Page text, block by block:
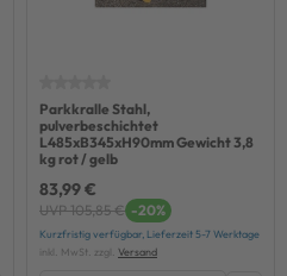
Parkkralle Stahl,
pulverbeschichtet
L485xB345xH90mm Gewicht 3,8
kg rot / gelb
83,99 €
UVP 105,85 € -20%
Kurzfristig verfügbar, Lieferzeit 5-7 Werktage
inkl. MwSt. zzgl. Versand